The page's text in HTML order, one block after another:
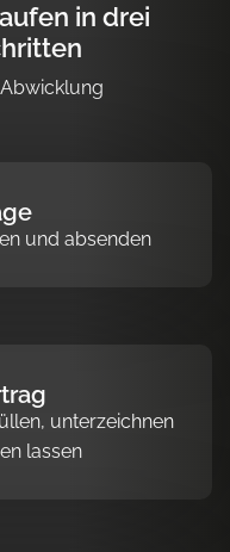
in drei
und absenden
unterzeichnen
lassen